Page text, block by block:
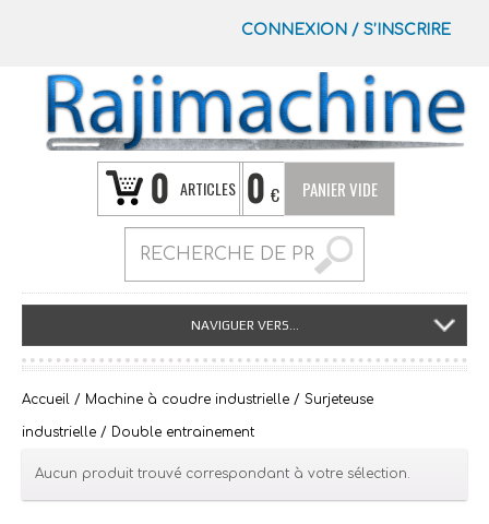
CONNEXION / S’INSCRIRE
0 ARTICLES 0 € PANIER VIDE
NAVIGUER VERS...
Accueil / Machine à coudre industrielle / Surjeteuse
industrielle / Double entrainement
Aucun produit trouvé correspondant à votre sélection.